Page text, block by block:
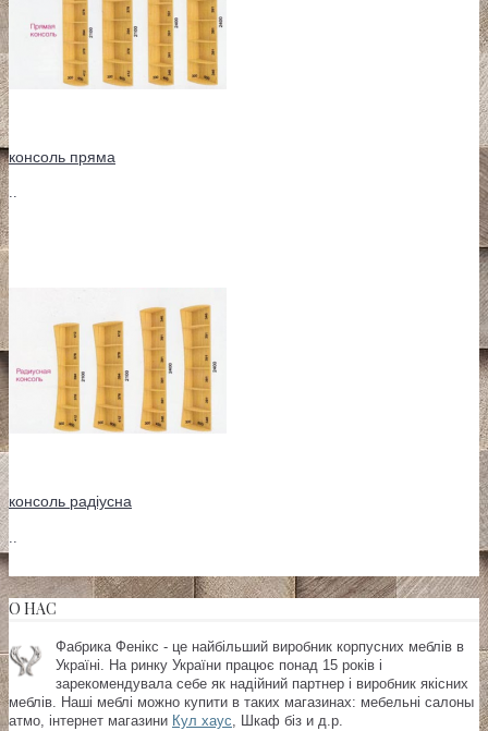
консоль пряма
..
консоль радіусна
О НАС
Фабрика Фенікс - це найбільший виробник корпусних меблів в
Україні. На ринку України працює понад 15 років і
зарекомендувала себе як надійний партнер і виробник якісних
меблів. Наші меблі можно купити в таких магазинах: мебельні салоны
атмо, інтернет магазини Кул хаус , Шкаф біз и д.р.